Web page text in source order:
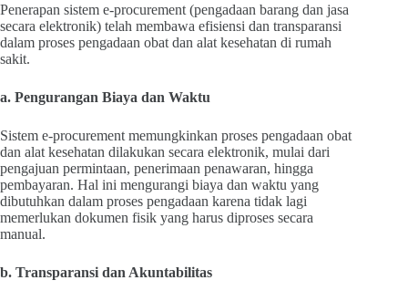
Penerapan sistem e-procurement (pengadaan barang dan jasa
secara elektronik) telah membawa efisiensi dan transparansi
dalam proses pengadaan obat dan alat kesehatan di rumah
sakit.
a. Pengurangan Biaya dan Waktu
Sistem e-procurement memungkinkan proses pengadaan obat
dan alat kesehatan dilakukan secara elektronik, mulai dari
pengajuan permintaan, penerimaan penawaran, hingga
pembayaran. Hal ini mengurangi biaya dan waktu yang
dibutuhkan dalam proses pengadaan karena tidak lagi
memerlukan dokumen fisik yang harus diproses secara
manual.
b. Transparansi dan Akuntabilitas